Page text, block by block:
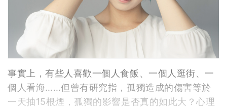
事實上，有些人喜歡一個人食飯、一個人逛街、一
個人看海……但曾有研究指，孤獨造成的傷害等於
一天抽15根煙，孤獨的影響是否真的如此大？心理